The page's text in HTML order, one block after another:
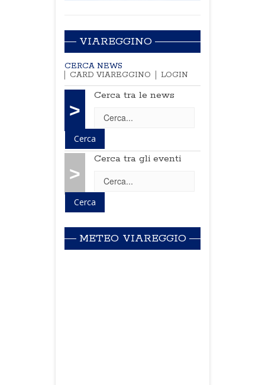
VIAREGGINO
CERCA NEWS
CARD VIAREGGINO
LOGIN
>
Cerca tra le news
>
Cerca tra gli eventi
METEO VIAREGGIO